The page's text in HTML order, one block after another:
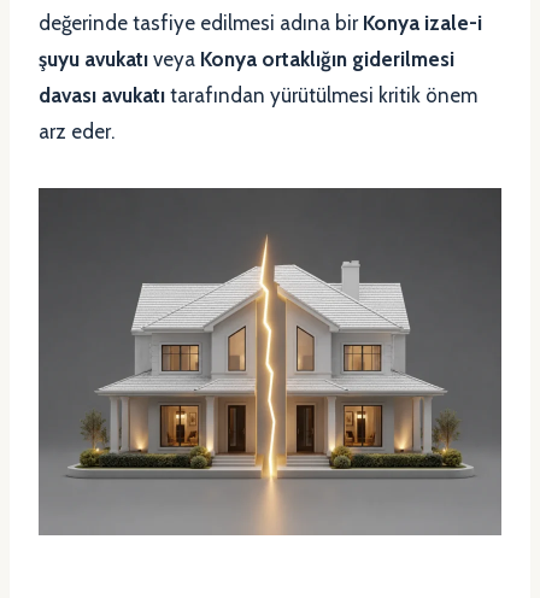
değerinde tasfiye edilmesi adına bir Konya izale-i
şuyu avukatı veya Konya ortaklığın giderilmesi
davası avukatı tarafından yürütülmesi kritik önem
arz eder.